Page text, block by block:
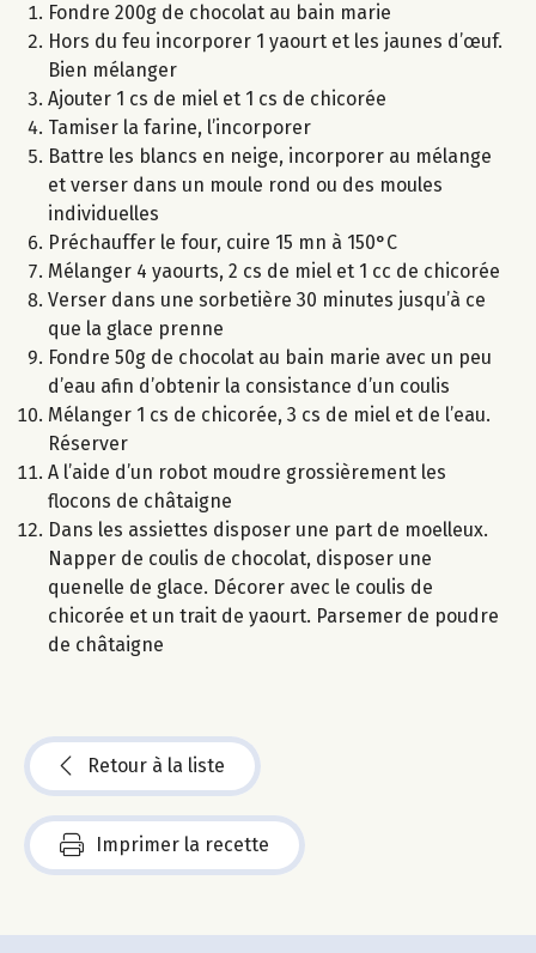
Fondre 200g de chocolat au bain marie
Hors du feu incorporer 1 yaourt et les jaunes d’œuf.
Bien mélanger
Ajouter 1 cs de miel et 1 cs de chicorée
Tamiser la farine, l’incorporer
Battre les blancs en neige, incorporer au mélange
et verser dans un moule rond ou des moules
individuelles
Préchauffer le four, cuire 15 mn à 150°C
Mélanger 4 yaourts, 2 cs de miel et 1 cc de chicorée
Verser dans une sorbetière 30 minutes jusqu’à ce
que la glace prenne
Fondre 50g de chocolat au bain marie avec un peu
d’eau afin d’obtenir la consistance d’un coulis
Mélanger 1 cs de chicorée, 3 cs de miel et de l’eau.
Réserver
A l’aide d’un robot moudre grossièrement les
flocons de châtaigne
Dans les assiettes disposer une part de moelleux.
Napper de coulis de chocolat, disposer une
quenelle de glace. Décorer avec le coulis de
chicorée et un trait de yaourt. Parsemer de poudre
de châtaigne
Retour à la liste
Imprimer la recette